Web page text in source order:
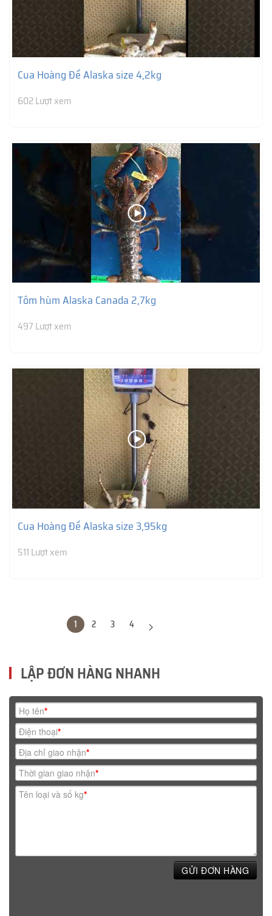
Cua Hoàng Đế Alaska size 4,2kg
602 Lượt xem
Tôm hùm Alaska Canada 2,7kg
497 Lượt xem
Cua Hoàng Đế Alaska size 3,95kg
511 Lượt xem
1 2 3 4
LẬP ĐƠN HÀNG NHANH
Họ tên*
Điện thoại*
Địa chỉ giao nhận*
Thời gian giao nhận*
Tên loại và số kg*
GỬI ĐƠN HÀNG